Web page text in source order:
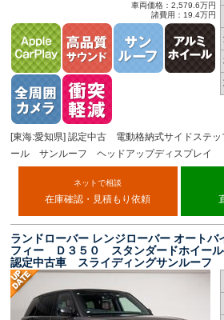
車両価格：2,579.6万円
諸費用：19.4万円
[東海:愛知県] 認定中古 電動格納式サイドステ
ール サンルーフ ヘッドアップディスプレイ
ネットで相談
在庫確認・見積もり依頼
ランドローバー レンジローバー オートバ
フィー Ｄ３５０ スタンダードホイール
認定中古車 スライディングサンルーフ
ＩＤＩＡＮシグネチャーサウンド 電動
イドステップ ヘッドアップディスプレ
インチブラックホイール シートマッサ
ンビエントライト